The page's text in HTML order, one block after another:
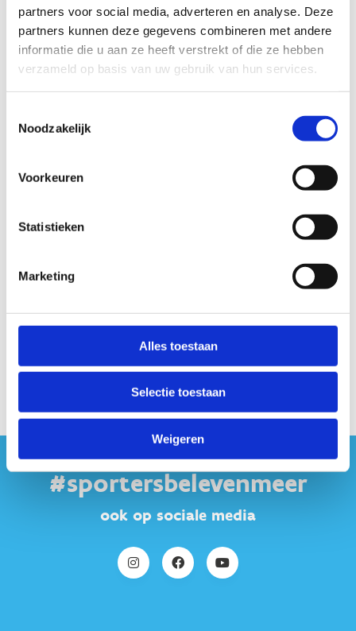
partners voor social media, adverteren en analyse. Deze
partners kunnen deze gegevens combineren met andere
informatie die u aan ze heeft verstrekt of die ze hebben
verzameld op basis van uw gebruik van hun services.
Noodzakelijk
Voorkeuren
Statistieken
Marketing
Alles toestaan
Selectie toestaan
Weigeren
#sportersbelevenmeer
ook op sociale media